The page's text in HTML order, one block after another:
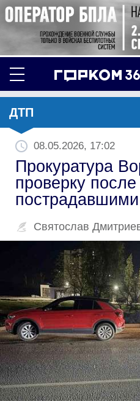
ДТП
08.05.2026, 17:02
Прокуратура
проверку
Святослав